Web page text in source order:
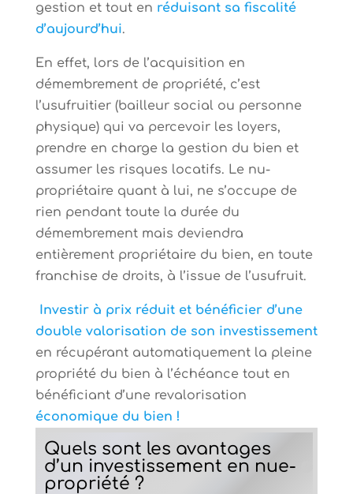
gestion et tout en réduisant sa fiscalité
d’aujourd’hui.
En effet, lors de l’acquisition en
démembrement de propriété, c’est
l’usufruitier (bailleur social ou personne
physique) qui va percevoir les loyers,
prendre en charge la gestion du bien et
assumer les risques locatifs. Le nu-
propriétaire quant à lui, ne s’occupe de
rien pendant toute la durée du
démembrement mais deviendra
entièrement propriétaire du bien, en toute
franchise de droits, à l’issue de l’usufruit.
Investir à prix réduit et bénéficier d’une
double valorisation de son investissement
en récupérant automatiquement la pleine
propriété du bien à l’échéance tout en
bénéficiant d’une revalorisation
économique du bien !
Quels sont les avantages
d’un investissement en nue-
propriété ?